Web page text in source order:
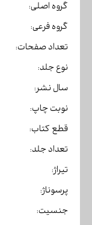
گروه اصلی:
گروه فرعی:
تعداد صفحات:
نوع جلد:
سال نشر:
نوبت چاپ:
قطع کتاب:
تعداد جلد:
تیراژ:
پرسوناژ:
جنسیت: